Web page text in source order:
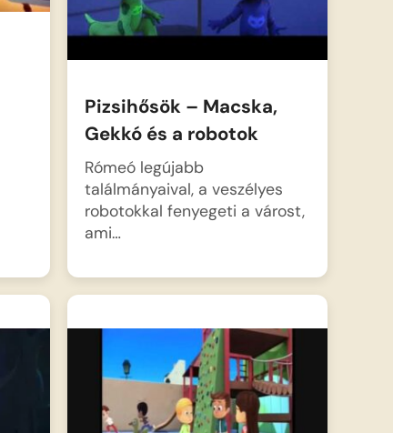
Pizsihősök – Macska,
Gekkó és a robotok
Rómeó legújabb
találmányaival, a veszélyes
robotokkal fenyegeti a várost,
ami…